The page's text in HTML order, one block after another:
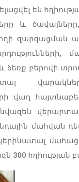
են
և
զարգացման
բերովի
վարակների
վաղ
մահվան
հղիության